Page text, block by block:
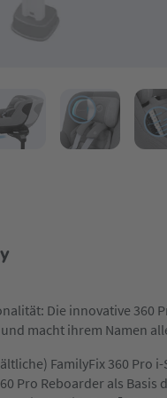
Die innovative 360
macht ihrem Namen
FamilyFix 360 Pro
Pro Reboarder als